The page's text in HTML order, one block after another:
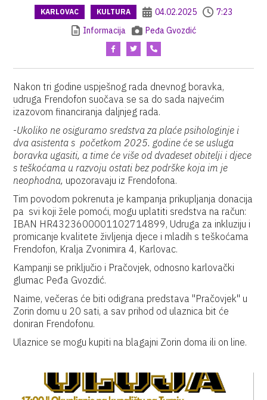
KARLOVAC KULTURA 04.02.2025
7:23
Informacija
Peđa Gvozdić
Nakon tri godine uspješnog rada dnevnog boravka,
udruga Frendofon suočava se sa do sada najvećim
izazovom financiranja daljnjeg rada.
-Ukoliko ne osiguramo sredstva za plaće psihologinje i
dva asistenta s početkom 2025. godine će se usluga
boravka ugasiti, a time će više od dvadeset obitelji i djece
s teškoćama u razvoju ostati bez podrške koja im je
neophodna, upozoravaju iz Frendofona.
Tim povodom pokrenuta je kampanja prikupljanja donacija
pa svi koji žele pomoći, mogu uplatiti sredstva na račun:
IBAN HR4323600001102714899, Udruga za inkluziju i
promicanje kvalitete življenja djece i mladih s teškoćama
Frendofon, Kralja Zvonimira 4, Karlovac.
Kampanji se priključio i Pračovjek, odnosno karlovački
glumac Peđa Gvozdić.
Naime, večeras će biti odigrana predstava "Pračovjek" u
Zorin domu u 20 sati, a sav prihod od ulaznica bit će
doniran Frendofonu.
Ulaznice se mogu kupiti na blagajni Zorin doma ili on line.